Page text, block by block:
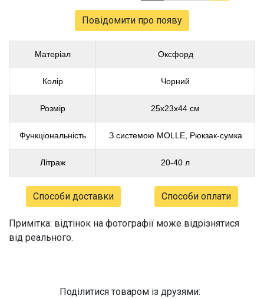
Повідомити про появу
Матеріал Оксфорд
Колір Чорний
Розмір 25х23х44 см
Функціональність З системою MOLLE, Рюкзак-сумка
Літраж 20-40 л
Способи доставки Способи оплати
Примітка: відтінок на фотографії може відрізнятися
від реального.
Поділитися товаром із друзями: